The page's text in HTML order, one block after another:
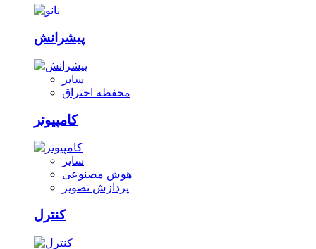
پیشرانش
سایر
محفظه احتراق
کامپیوتر
سایر
هوش مصنوعی
پردازش تصویر
کنترل